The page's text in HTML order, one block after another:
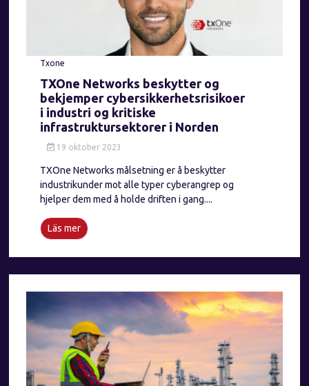
Txone
TXOne Networks beskytter og
bekjemper cybersikkerhetsrisikoer
i industri og kritiske
infrastruktursektorer i Norden
19 oktober 2023
TXOne Networks målsetning er å beskytter
industrikunder mot alle typer cyberangrep og
hjelper dem med å holde driften i gang....
Läs mer